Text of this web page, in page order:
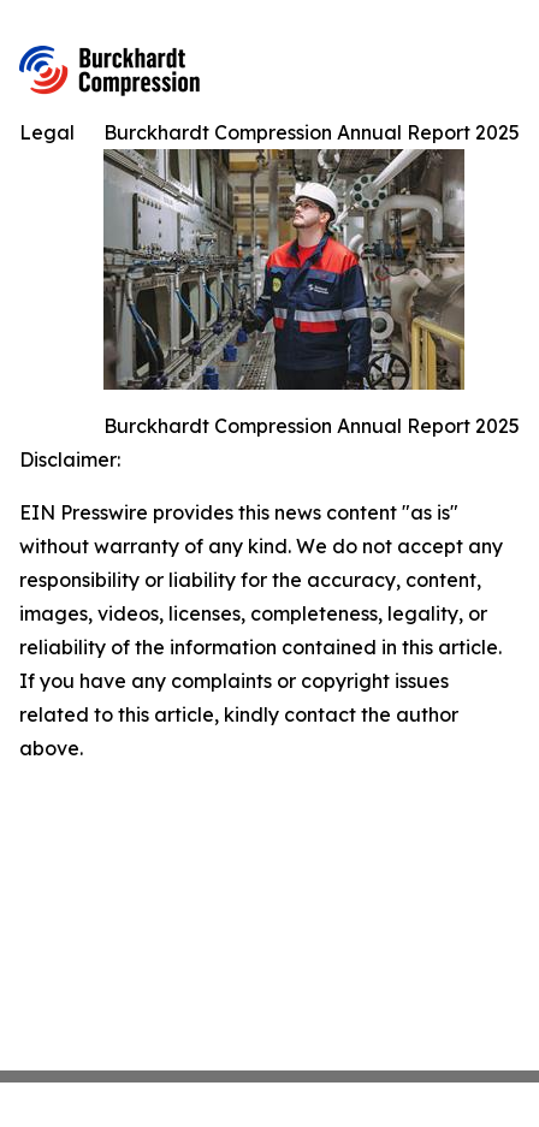
Burckhardt Compression Annual Report 2025
Burckhardt Compression Annual Report 2025
Legal
Disclaimer:
EIN Presswire provides this news content "as is"
without warranty of any kind. We do not accept any
responsibility or liability for the accuracy, content,
images, videos, licenses, completeness, legality, or
reliability of the information contained in this article.
If you have any complaints or copyright issues
related to this article, kindly contact the author
above.